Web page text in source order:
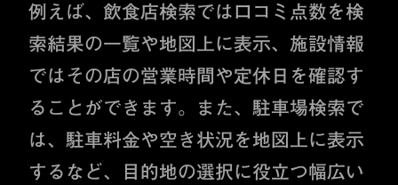
例えば、飲食店検索では口コミ点数を検
索結果の一覧や地図上に表示、施設情報
ではその店の営業時間や定休日を確認す
ることができます。また、駐車場検索で
は、駐車料金や空き状況を地図上に表示
するなど、目的地の選択に役立つ幅広い